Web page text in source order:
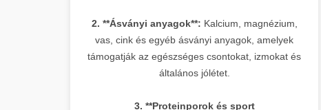
2. **Ásványi anyagok**: Kalcium, magnézium,
vas, cink és egyéb ásványi anyagok, amelyek
támogatják az egészséges csontokat, izmokat és
általános jólétet.
3. **Proteinporok és sport